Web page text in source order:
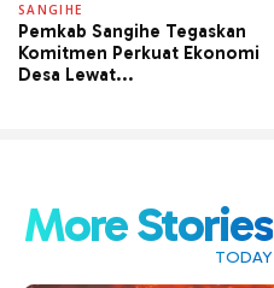
SANGIHE
Pemkab Sangihe Tegaskan
Komitmen Perkuat Ekonomi
Desa Lewat...
More Stories
TODAY